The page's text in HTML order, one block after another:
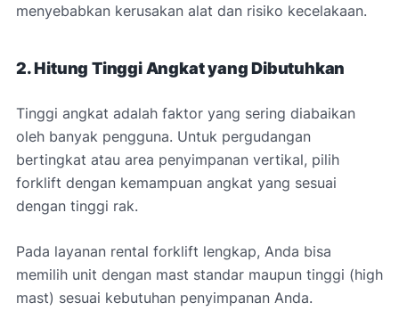
menyebabkan kerusakan alat dan risiko kecelakaan.
2. Hitung Tinggi Angkat yang Dibutuhkan
Tinggi angkat adalah faktor yang sering diabaikan
oleh banyak pengguna. Untuk pergudangan
bertingkat atau area penyimpanan vertikal, pilih
forklift dengan kemampuan angkat yang sesuai
dengan tinggi rak.
Pada layanan rental forklift lengkap, Anda bisa
memilih unit dengan mast standar maupun tinggi (high
mast) sesuai kebutuhan penyimpanan Anda.